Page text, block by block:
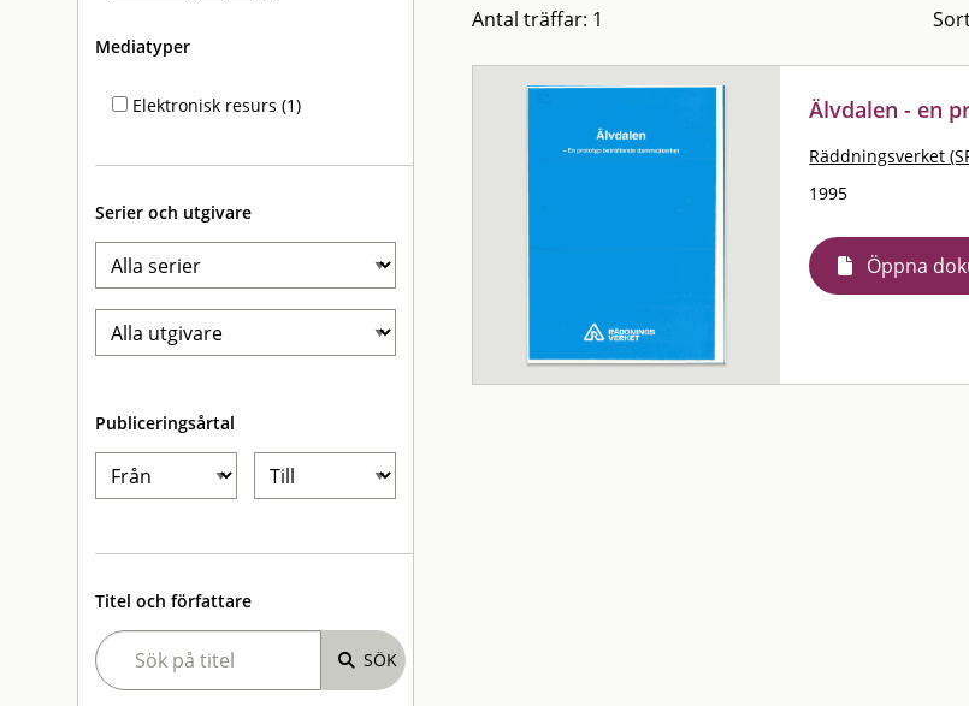
Mediatyper
Elektronisk resurs (1)
Serier och utgivare
Publiceringsårtal
Titel och författare
Antal träffar: 1
Älvdalen - en
Räddningsverket
1995
Öppna